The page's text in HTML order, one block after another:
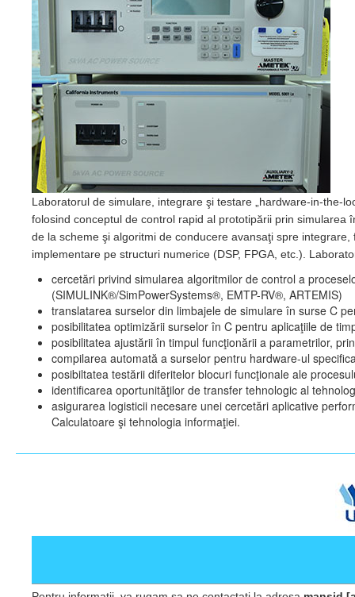
Laboratorul de simulare, integrare şi testare „hardware-in-the-
folosind conceptul de control rapid al prototipării prin
de la scheme şi algoritmi de conducere avansaţi spre
implementare pe structuri numerice (DSP, FPGA, etc.).
cercetări privind simularea algoritmilor de control a
(SIMULINK®/SimPowerSystems®, EMTP-RV®, ARTEMIS)
translatarea surselor din limbajele de simulare în surse C
posibilitatea optimizării surselor în C pentru aplicaţiile de
posibilitatea ajustării în timpul funcţionării a parametrilor,
compilarea automată a surselor pentru hardware-ul
posibiltatea testării diferitelor blocuri funcţionale ale
identificarea oportunităţilor de transfer tehnologic al
asigurarea logisticii necesare unei cercetări aplicative
Calculatoare şi tehnologia informaţiei.